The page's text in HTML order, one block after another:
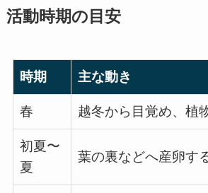
活動時期の目安
時期 主な動き
春 越冬から目覚め、植
初夏〜
夏
葉の裏などへ産卵す